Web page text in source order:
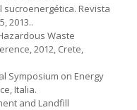
Revista
2013..
Waste
2012, Crete,
Symposium on Energy
Italia.
and Landfill